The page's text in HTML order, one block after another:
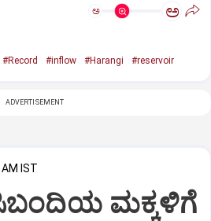
ಅ ಅ
#Record #inflow #Harangi #reservoir
ADVERTISEMENT
IST
ಸಿಬಂದಿಯ ಮಕ್ಕಳಿಗೆ